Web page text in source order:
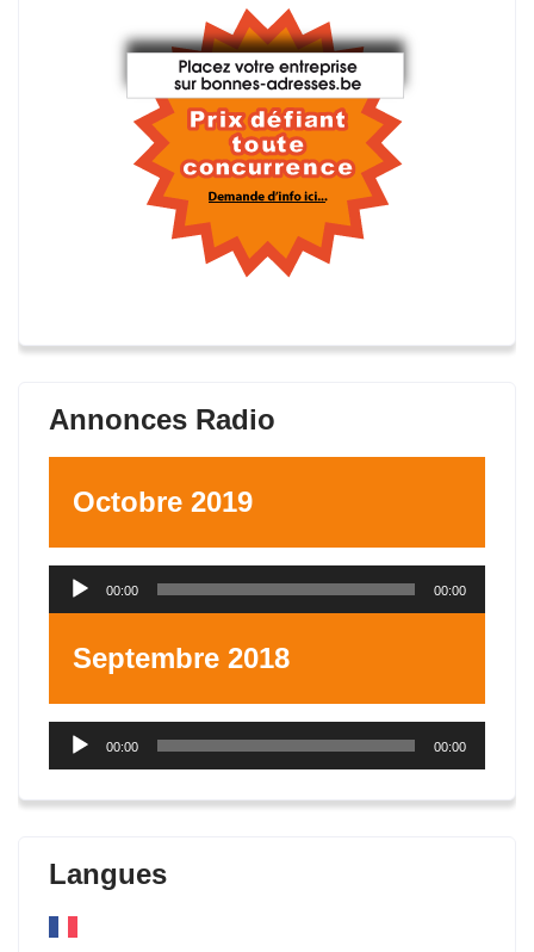
Annonces Radio
Octobre 2019
Lecteur
00:00 00:00
Septembre 2018
Lecteur
00:00 00:00
Langues